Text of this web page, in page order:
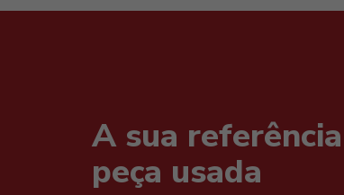
A sua
peça usada